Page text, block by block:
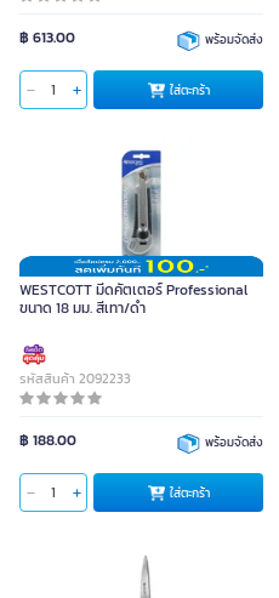
฿ 613.00 พร้อมจัดส่ง
ใส่ตะกร้า
WESTCOTT มีดคัตเตอร์ Professional
ขนาด 18 มม. สีเทา/ดำ
รหัสสินค้า 2092233
฿ 188.00 พร้อมจัดส่ง
ใส่ตะกร้า